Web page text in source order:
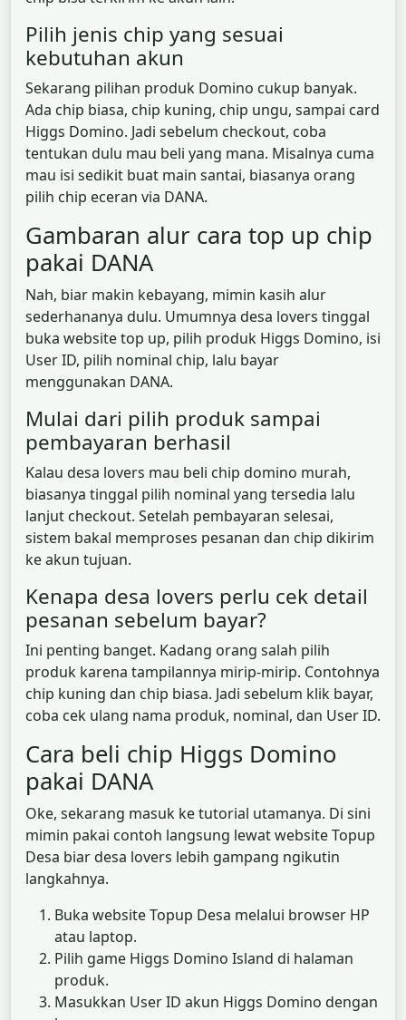
Pilih jenis chip yang sesuai
kebutuhan akun
Sekarang pilihan produk Domino cukup banyak.
Ada chip biasa, chip kuning, chip ungu, sampai card
Higgs Domino. Jadi sebelum checkout, coba
tentukan dulu mau beli yang mana. Misalnya cuma
mau isi sedikit buat main santai, biasanya orang
pilih chip eceran via DANA.
Gambaran alur cara top up chip
pakai DANA
Nah, biar makin kebayang, mimin kasih alur
sederhananya dulu. Umumnya desa lovers tinggal
buka website top up, pilih produk Higgs Domino, isi
User ID, pilih nominal chip, lalu bayar
menggunakan DANA.
Mulai dari pilih produk sampai
pembayaran berhasil
Kalau desa lovers mau beli chip domino murah,
biasanya tinggal pilih nominal yang tersedia lalu
lanjut checkout. Setelah pembayaran selesai,
sistem bakal memproses pesanan dan chip dikirim
ke akun tujuan.
Kenapa desa lovers perlu cek detail
pesanan sebelum bayar?
Ini penting banget. Kadang orang salah pilih
produk karena tampilannya mirip-mirip. Contohnya
chip kuning dan chip biasa. Jadi sebelum klik bayar,
coba cek ulang nama produk, nominal, dan User ID.
Cara beli chip Higgs Domino
pakai DANA
Oke, sekarang masuk ke tutorial utamanya. Di sini
mimin pakai contoh langsung lewat website Topup
Desa biar desa lovers lebih gampang ngikutin
langkahnya.
Buka website Topup Desa melalui browser HP
atau laptop.
Pilih game Higgs Domino Island di halaman
produk.
Masukkan User ID akun Higgs Domino dengan